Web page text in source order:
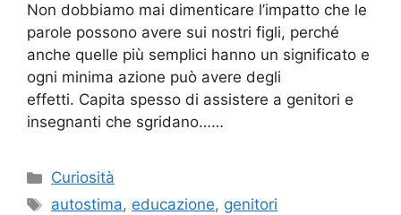
Non dobbiamo mai dimenticare l’impatto che le
parole possono avere sui nostri figli, perché
anche quelle più semplici hanno un significato e
ogni minima azione può avere degli
effetti. Capita spesso di assistere a genitori e
insegnanti che sgridano……
Categorie
Curiosità
Tag
autostima, educazione, genitori